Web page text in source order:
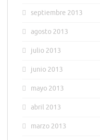
septiembre 2013
agosto 2013
julio 2013
junio 2013
mayo 2013
abril 2013
marzo 2013